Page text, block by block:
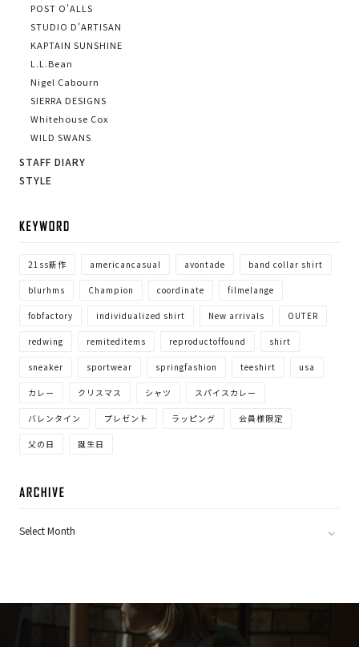
POST O'ALLS
STUDIO D'ARTISAN
KAPTAIN SUNSHINE
L.L.Bean
Nigel Cabourn
SIERRA DESIGNS
Whitehouse Cox
WILD SWANS
STAFF DIARY
STYLE
21ss新作 americancasual avontade band collar shirt
blurhms Champion coordinate filmelange
fobfactory individualized shirt New arrivals OUTER
redwing remiteditems reproductoffound shirt
sneaker sportwear springfashion teeshirt usa
カレー クリスマス シャツ スパイスカレー
バレンタイン プレゼント ラッピング 会員様限定
父の日 誕生日